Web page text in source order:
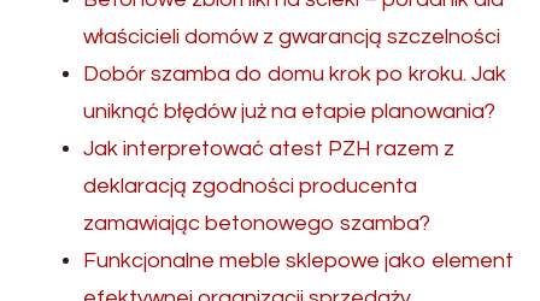
właścicieli domów z gwarancją szczelności
Dobór szamba do domu krok po kroku. Jak
uniknąć błędów już na etapie planowania?
Jak interpretować atest PZH razem z
deklaracją zgodności producenta
zamawiając betonowego szamba?
Funkcjonalne meble sklepowe jako element